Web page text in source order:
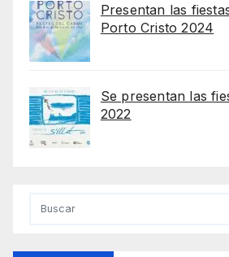
Presentan las
Porto Cristo 2024
Se presentan las
2022